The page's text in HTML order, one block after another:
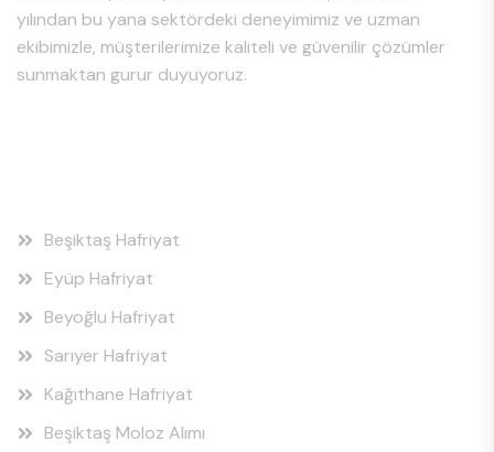
yılından bu yana sektördeki deneyimimiz ve uzman
ekibimizle, müşterilerimize kaliteli ve güvenilir çözümler
sunmaktan gurur duyuyoruz.
Beşiktaş Hafriyat
Eyüp Hafriyat
Beyoğlu Hafriyat
Sarıyer Hafriyat
Kağıthane Hafriyat
Beşiktaş Moloz Alımı